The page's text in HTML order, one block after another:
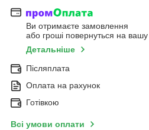
Ви отримаєте замовлення
або гроші повернуться на вашу
Детальніше
Післяплата
Оплата на рахунок
Готівкою
Всі умови оплати